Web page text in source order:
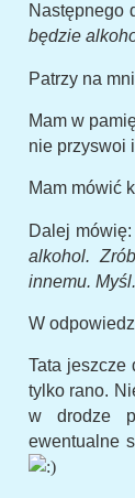
Następnego
będzie
Patrzy na
Mam w
nie przyswoi
Mam mówić
Dalej mówię:
alkohol.
innemu.
W
Tata jeszcze
tylko rano.
w drodze
ewentualne